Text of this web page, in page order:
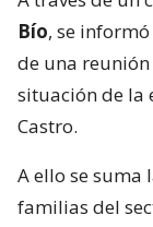
Bío, se
de una
situación de la
Castro.
A ello se suma
familias del